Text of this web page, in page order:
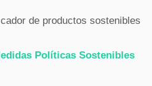
de productos sostenibles
Políticas Sostenibles